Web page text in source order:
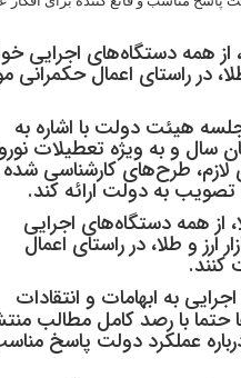
از همه دستگاه‌های اجرایی
در راستای اعمال حکمرانی
امروز چهارشنبه(۳ اسفند) در جلسه هیئت دولت با اشاره به
سال و به ویژه تعطیلات
طرح‌های کارشناسی
به دولت ارائه کند.
از همه دستگاه‌های اجرایی
و طلا، در راستای اعمال
کنند.
به ابهامات و انتقادات
حتما با رصد کامل مطالب
عملکرد دولت پاسخ